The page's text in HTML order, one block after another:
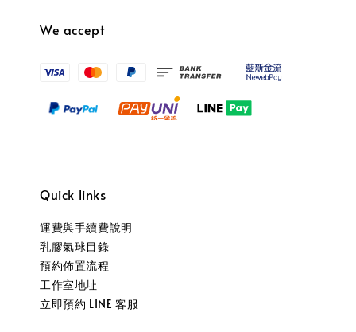
We accept
Quick links
運費與手續費說明
乳膠氣球目錄
預約佈置流程
工作室地址
立即預約 LINE 客服